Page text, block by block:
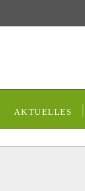
AKTUELLES